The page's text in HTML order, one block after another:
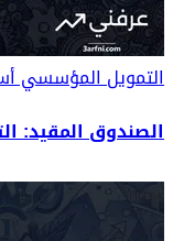
التمويل المؤسسي
الصندوق المقيد: